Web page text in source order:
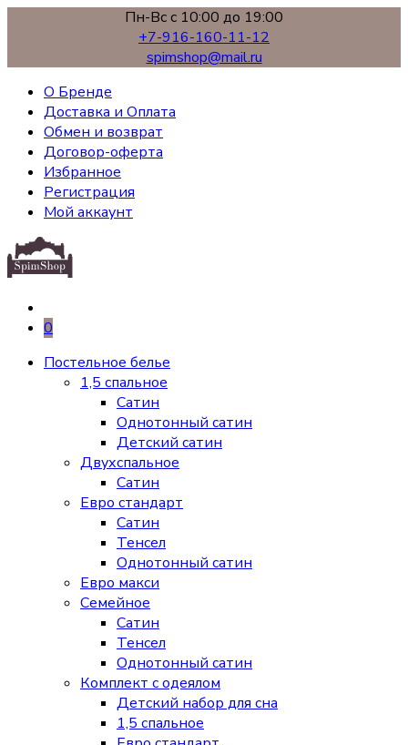
Пн-Вс с 10:00 до 19:00
+7-916-160-11-12
spimshop@mail.ru
О Бренде
Доставка и Оплата
Обмен и возврат
Договор-оферта
Избранное
Регистрация
Мой аккаунт
0
Постельное белье
1,5 спальное
Сатин
Однотонный сатин
Детский сатин
Двухспальное
Сатин
Евро стандарт
Сатин
Тенсел
Однотонный сатин
Евро макси
Семейное
Сатин
Тенсел
Однотонный сатин
Комплект с одеялом
Детский набор для сна
1,5 спальное